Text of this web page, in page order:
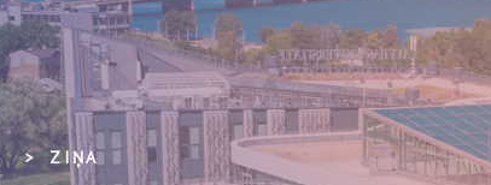
ZIŅA